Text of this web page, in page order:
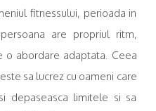
fitnessului, perioada in
are propriul ritm,
o abordare adaptata. Ceea
sa lucrez cu oameni care
depaseasca limitele si sa